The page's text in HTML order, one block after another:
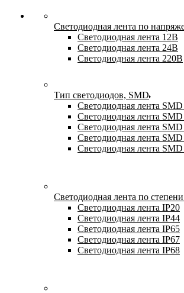
Светодиодная лента по
Светодиодная лента 12В
Светодиодная лента 24В
Светодиодная лента 220В
Тип светодиодов, SMD
Cветодиодная лента
Светодиодная лента
Светодиодная лента
Светодиодная лента
Светодиодная лента
Светодиодная лента по
Светодиодная лента IP20
Светодиодная лента IP44
Светодиодная лента IP65
Светодиодная лента IP67
Светодиодная лента IP68